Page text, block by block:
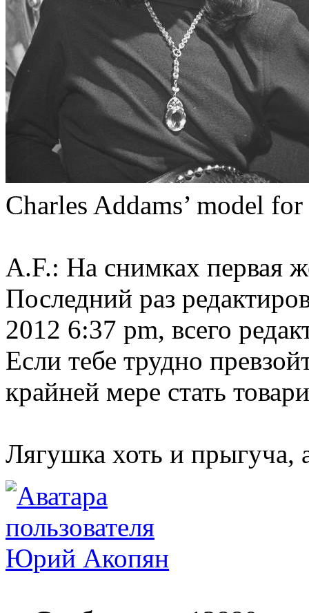
Charles Addams’ model
A.F.: На снимках первая
Последний раз
2012 6:37 pm, всего
Если тебе трудно
крайней мере стать
Лягушка хоть и прыгуча,
Юрий Акопян